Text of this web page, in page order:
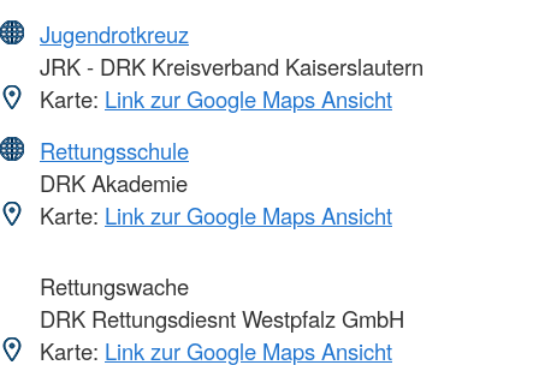
Jugendrotkreuz
JRK - DRK Kreisverband Kaiserslautern
Karte: Link zur Google Maps Ansicht
Rettungsschule
DRK Akademie
Karte: Link zur Google Maps Ansicht
Rettungswache
DRK Rettungsdiesnt Westpfalz GmbH
Karte: Link zur Google Maps Ansicht